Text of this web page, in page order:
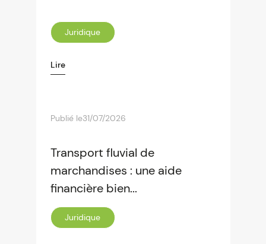
Juridique
Lire
Publié le31/07/2026
Transport fluvial de
marchandises : une aide
financière bien...
Juridique